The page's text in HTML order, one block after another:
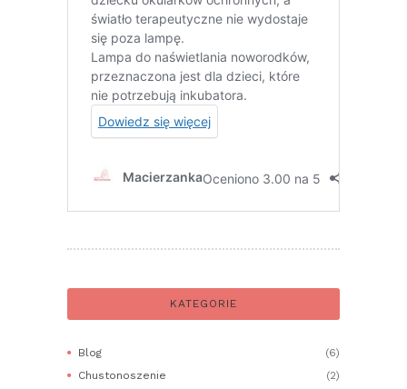
KATEGORIE
Blog
(6)
Chustonoszenie
(2)